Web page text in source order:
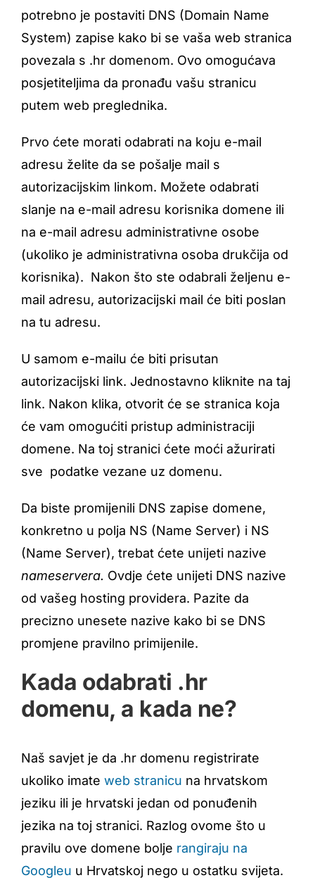
potrebno je postaviti DNS (Domain Name
System) zapise kako bi se vaša web stranica
povezala s .hr domenom. Ovo omogućava
posjetiteljima da pronađu vašu stranicu
putem web preglednika.
Prvo ćete morati odabrati na koju e-mail
adresu želite da se pošalje mail s
autorizacijskim linkom. Možete odabrati
slanje na e-mail adresu korisnika domene ili
na e-mail adresu administrativne osobe
(ukoliko je administrativna osoba drukčija od
korisnika). Nakon što ste odabrali željenu e-
mail adresu, autorizacijski mail će biti poslan
na tu adresu.
U samom e-mailu će biti prisutan
autorizacijski link. Jednostavno kliknite na taj
link. Nakon klika, otvorit će se stranica koja
će vam omogućiti pristup administraciji
domene. Na toj stranici ćete moći ažurirati
sve podatke vezane uz domenu.
Da biste promijenili DNS zapise domene,
konkretno u polja NS (Name Server) i NS
(Name Server), trebat ćete unijeti nazive
nameservera. Ovdje ćete unijeti DNS nazive
od vašeg hosting providera. Pazite da
precizno unesete nazive kako bi se DNS
promjene pravilno primijenile.
Kada odabrati .hr
domenu, a kada ne?
Naš savjet je da .hr domenu registrirate
ukoliko imate web stranicu na hrvatskom
jeziku ili je hrvatski jedan od ponuđenih
jezika na toj stranici. Razlog ovome što u
pravilu ove domene bolje rangiraju na
Googleu u Hrvatskoj nego u ostatku svijeta.